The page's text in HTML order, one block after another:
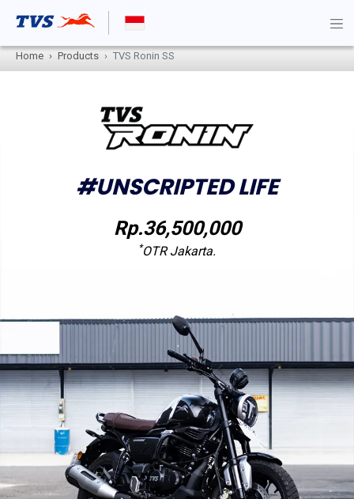
Home Products TVS Ronin SS
#UNSCRIPTED LIFE
Rp.36,500,000
*OTR Jakarta.